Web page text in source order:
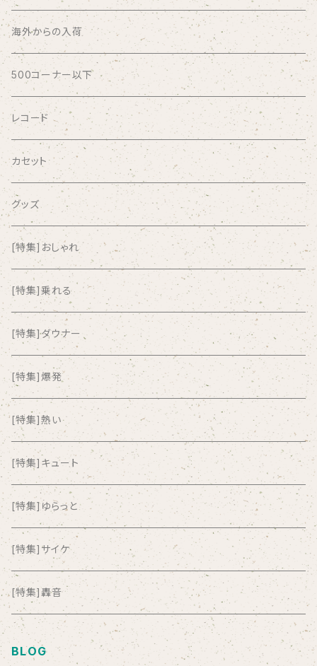
ABSOLUTE LOSERS
AFRICA
AGU
AIRCRAFT
airlie
AKUTAGAWA FANCLUB
ALKASILKA
all about paradise
ALL ITEM 10 TIMES
Amia Calva
Amsterdamned
ANYO
And Summer Club
anticlockwise
Aysula
海外からの入荷
500コーナー以下
レコード
カセット
グッズ
[特集]おしゃれ
[特集]乗れる
[特集]ダウナー
[特集]爆発
[特集]熱い
[特集]キュート
[特集]ゆらっと
[特集]サイケ
[特集]轟音
BLOG